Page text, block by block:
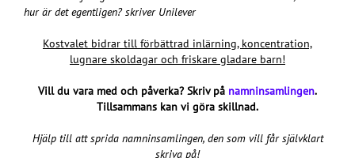
hur är det egentligen? skriver Unilever
Kostvalet bidrar till förbättrad inlärning, koncentration,
lugnare skoldagar och friskare gladare barn!
Vill du vara med och påverka? Skriv på namninsamlingen.
Tillsammans kan vi göra skillnad.
Hjälp till att sprida namninsamlingen, den som vill får självklart
skriva på!